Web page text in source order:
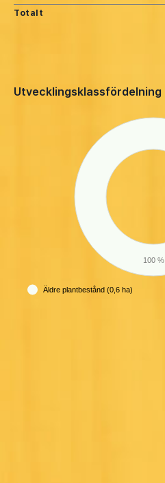
Totalt
Utvecklingsklassfördelning
100 %
Äldre plantbestånd (0,6 ha)